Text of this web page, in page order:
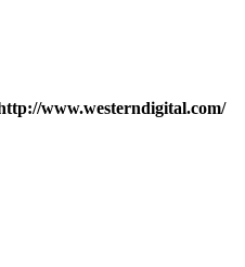
www.westerndigital.com/